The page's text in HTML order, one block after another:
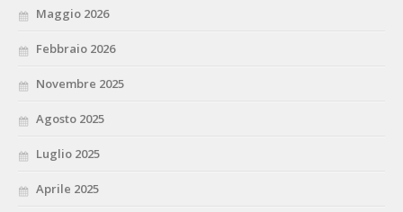
Maggio 2026
Febbraio 2026
Novembre 2025
Agosto 2025
Luglio 2025
Aprile 2025